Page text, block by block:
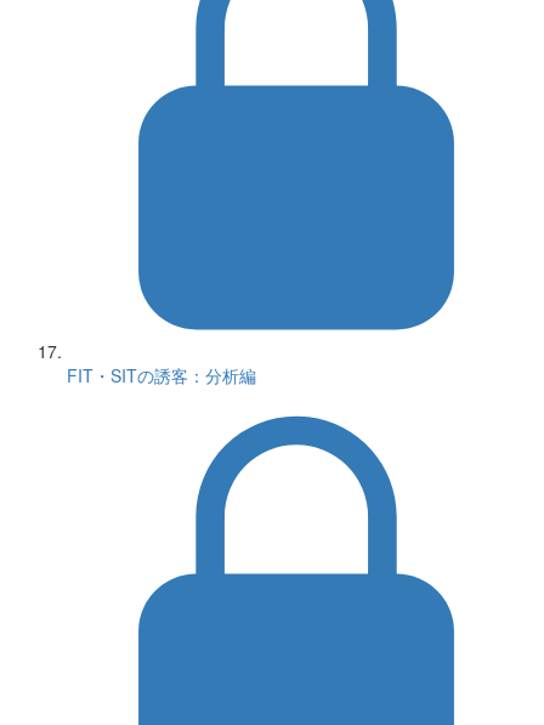
FIT・SITの誘客：分析編